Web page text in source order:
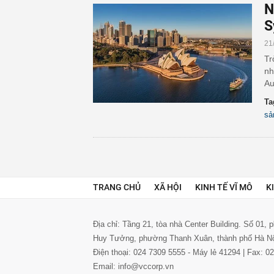
TRANG CHỦ XÃ HỘI KINH TẾ VĨ MÔ
Địa chỉ: Tầng 21, tòa nhà Center Building. Số 01,
Huy Tưởng, phường Thanh Xuân, thành phố Hà
Điện thoại: 024 7309 5555 - Máy lẻ 41294 | Fax:
Email: info@vccorp.vn